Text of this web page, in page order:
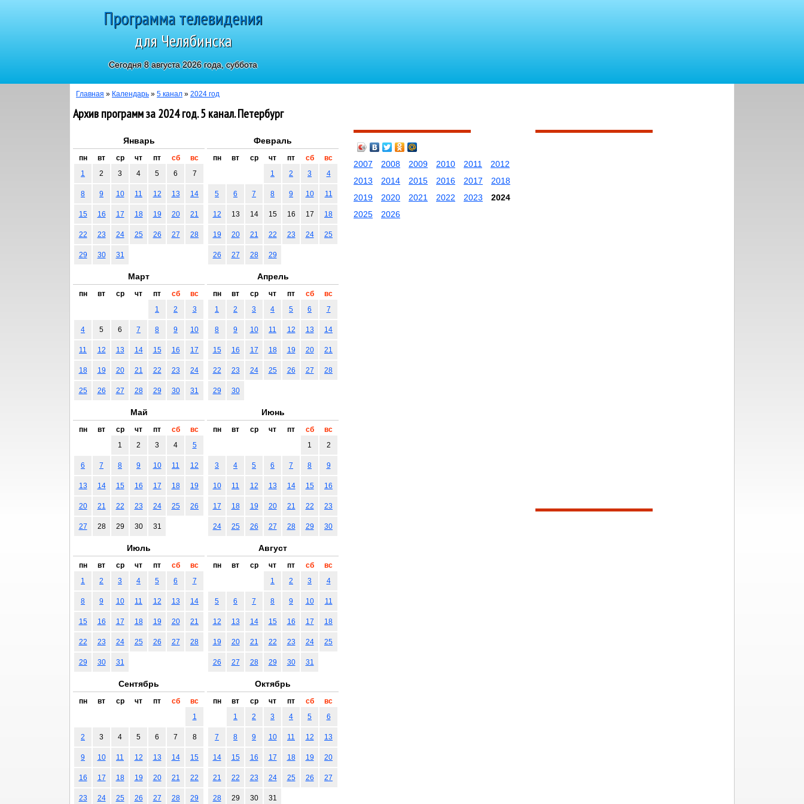
Программа телевидения
для Челябинска
Сегодня 8 августа 2026 года, суббота
Главная » Календарь » 5 канал » 2024 год
Архив программ за 2024 год. 5 канал. Петербург
Январь
пн вт ср чт пт сб
вс
1
2 3 4 5 6 7
8 9 10 11 12 13 14
15 16 17 18 19 20 21
22 23 24 25 26 27 28
29 30 31
Февраль
пн вт ср чт пт сб
вс
1
2 3 4
5 6 7 8 9 10 11
12 13 14 15 16 17 18
19 20 21 22 23 24 25
26 27 28 29
Март
пн вт ср чт пт сб
вс
1
2 3
4 5 6 7 8 9 10
11 12 13 14 15 16 17
18 19 20 21 22 23 24
25 26 27 28 29 30 31
Апрель
пн вт ср чт пт сб
вс
1
2 3 4 5 6 7
8 9 10 11 12 13 14
15 16 17 18 19 20 21
22 23 24 25 26 27 28
29 30
Май
пн вт ср чт пт сб
вс
1
2 3 4 5
6 7 8 9 10 11 12
13 14 15 16 17 18 19
20 21 22 23 24 25 26
27 28 29 30 31
Июнь
пн вт ср чт пт сб
вс
1
2
3 4 5 6 7 8 9
10 11 12 13 14 15 16
17 18 19 20 21 22 23
24 25 26 27 28 29 30
Июль
пн вт ср чт пт сб
вс
1
2 3 4 5 6 7
8 9 10 11 12 13 14
15 16 17 18 19 20 21
22 23 24 25 26 27 28
29 30 31
Август
пн вт ср чт пт сб
вс
1
2 3 4
5 6 7 8 9 10 11
12 13 14 15 16 17 18
19 20 21 22 23 24 25
26 27 28 29 30 31
Сентябрь
пн вт ср чт пт сб
вс
1
2 3 4 5 6 7 8
9 10 11 12 13 14 15
16 17 18 19 20 21 22
23 24 25 26 27 28 29
Октябрь
пн вт ср чт пт сб
вс
1
2 3 4 5 6
7 8 9 10 11 12 13
14 15 16 17 18 19 20
21 22 23 24 25 26 27
28 29 30 31
2007 2008 2009 2010 2011
2012
2013
2014 2015 2016 2017
2018
2019
2020 2021 2022 2023
2024
2025
2026